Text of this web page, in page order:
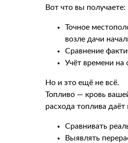
Вот что вы получаете:
Точное
возле дачи
Сравнение
Учёт времени на
Но и это ещё не всё.
Топливо — кровь
расхода топлива
Сравнивать
Выявлять